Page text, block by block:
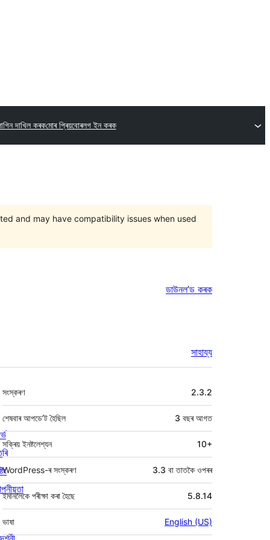
দাখিল কৰকমোৰ প্ৰিয়বোৰলগ ইন কৰক
and may have compatibility issues when used
ডাউনল’ড কৰক
সাহায্য
মেটা 2.3.2
সংস্কৰণ
3 বছৰআগত
শেষবাৰ আপডে’ট হৈছিল
সক্ৰিয় ইনষ্টলেশ্যন 10+
WordPress-ৰ সংস্কৰণ 3.3 বা তাতকৈ ওপৰৰ
ইমানলৈকে পৰীক্ষা কৰা হৈছে 5.8.14
ভাষা English (US)